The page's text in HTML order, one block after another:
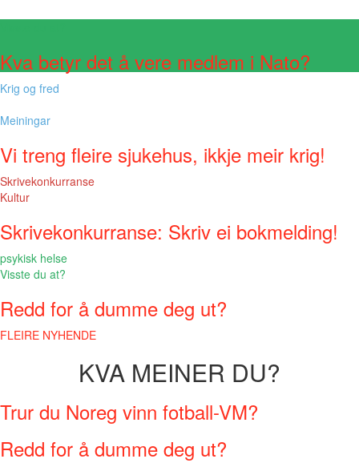
Kva betyr det å vere medlem i Nato?
Krig og fred
Meiningar
Vi treng fleire sjukehus, ikkje meir krig!
Skrivekonkurranse
Kultur
Skrivekonkurranse: Skriv ei bokmelding!
psykisk helse
Visste du at?
Redd for å dumme deg ut?
FLEIRE NYHENDE
KVA MEINER DU?
Trur du Noreg vinn fotball-VM?
Redd for å dumme deg ut?